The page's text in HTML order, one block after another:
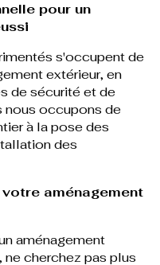
pour un
s'occupent de
extérieur, en
de sécurité et de
nous occupons de
à la pose des
des
aménagement
aménagement
ne cherchez pas plus